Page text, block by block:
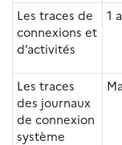
Les traces de
connexions et
d’activités
1
Les traces
des journaux
de connexion
système